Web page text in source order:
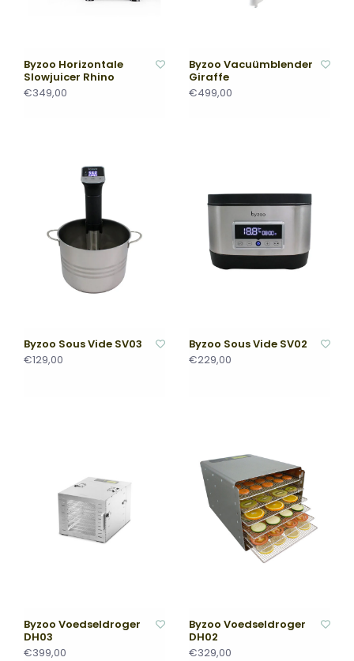
Byzoo Horizontale
Slowjuicer Rhino
€349,00
Byzoo Vacuümblender
Giraffe
€499,00
Byzoo Sous Vide SV03
€129,00
Byzoo Sous Vide SV02
€229,00
Byzoo Voedseldroger
DH03
€399,00
Byzoo Voedseldroger
DH02
€329,00